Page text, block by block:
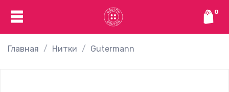
0
Главная Нитки Gutermann